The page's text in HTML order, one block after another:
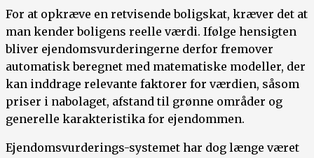
For at opkræve en retvisende boligskat, kræver det at
man kender boligens reelle værdi. Ifølge hensigten
bliver ejendomsvurderingerne derfor fremover
automatisk beregnet med matematiske modeller, der
kan inddrage relevante faktorer for værdien, såsom
priser i nabolaget, afstand til grønne områder og
generelle karakteristika for ejendommen.
Ejendomsvurderings-systemet har dog længe været